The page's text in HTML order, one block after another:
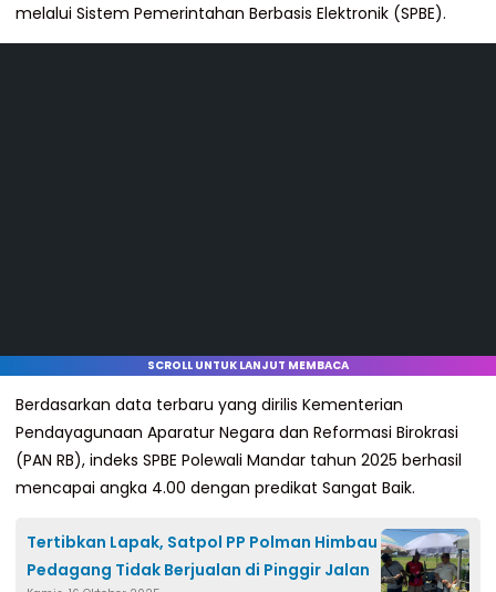
melalui Sistem Pemerintahan Berbasis Elektronik (SPBE).
SCROLL UNTUK LANJUT MEMBACA
Berdasarkan data terbaru yang dirilis Kementerian
Pendayagunaan Aparatur Negara dan Reformasi Birokrasi
(PAN RB), indeks SPBE Polewali Mandar tahun 2025 berhasil
mencapai angka 4.00 dengan predikat Sangat Baik.
Tertibkan Lapak, Satpol PP Polman Himbau
Pedagang Tidak Berjualan di Pinggir Jalan